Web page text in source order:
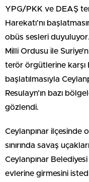
YPG/PKK ve DEAŞ
Harekatı’nı
obüs sesleri
Milli Ordusu ile
terör örgütlerine karşı
başlatılmasıyla
Resulayn’ın bazı
gözlendi.
Ceylanpınar ilçesinde
sınırında savaş
Ceylanpınar
evlerine girmesini